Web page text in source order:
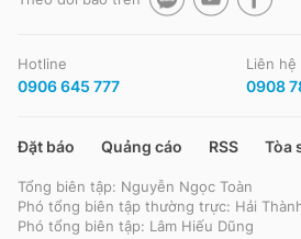
Hotline
0906 645 777
Liên hệ
0908
Đặt báo Quảng cáo RSS Tòa
Tổng biên tập: Nguyễn Ngọc Toàn
Phó tổng biên tập thường trực: Hải
Phó tổng biên tập: Lâm Hiếu Dũng